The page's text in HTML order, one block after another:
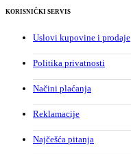
KORISNIČKI SERVIS
Uslovi kupovine i prodaje
Politika privatnosti
Načini plaćanja
Reklamacije
Najčešća pitanja